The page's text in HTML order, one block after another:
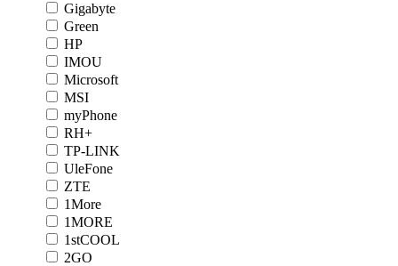
Gigabyte
Green
HP
IMOU
Microsoft
MSI
myPhone
RH+
TP-LINK
UleFone
ZTE
1More
1MORE
1stCOOL
2GO